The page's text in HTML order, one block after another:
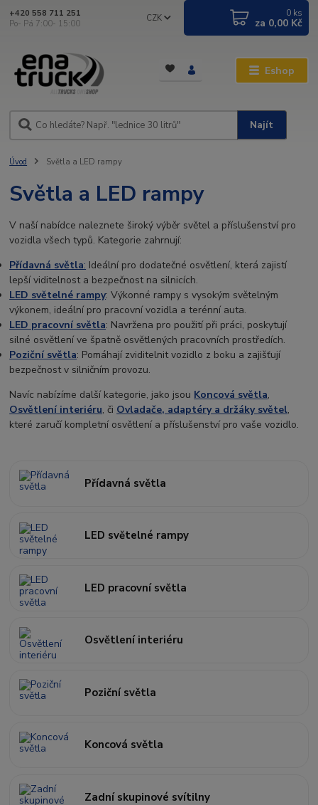
Eshop
CZK
Najít
+420 558 711 251
Po- Pá 7:00- 15:00
0 ks
za 0,00 Kč
Úvod Světla a LED rampy
Světla a LED rampy
V naší nabídce naleznete široký výběr světel a příslušenství pro
vozidla všech typů. Kategorie zahrnují:
Přídavná světla: Ideální pro dodatečné osvětlení, která zajistí
lepší viditelnost a bezpečnost na silnicích.
LED světelné rampy: Výkonné rampy s vysokým světelným
výkonem, ideální pro pracovní vozidla a terénní auta.
LED pracovní světla: Navržena pro použití při práci, poskytují
silné osvětlení ve špatně osvětlených pracovních prostředích.
Poziční světla: Pomáhají zviditelnit vozidlo z boku a zajišťují
bezpečnost v silničním provozu.
Navíc nabízíme další kategorie, jako jsou Koncová světla,
Osvětlení interiéru, či Ovladače, adaptéry a držáky světel,
které zaručí kompletní osvětlení a příslušenství pro vaše vozidlo.
Přídavná světla
LED světelné rampy
LED pracovní světla
Osvětlení interiéru
Poziční světla
Koncová světla
Zadní skupinové svítilny